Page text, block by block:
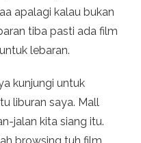
apalagi kalau bukan
tiba pasti ada film
lebaran.
kunjungi untuk
liburan saya. Mall
jalan kita siang itu.